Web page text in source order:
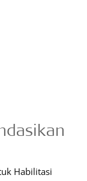
Habilitasi